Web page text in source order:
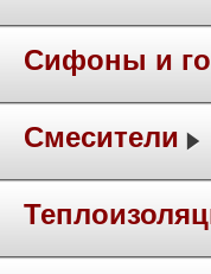
Сифоны и
Смесители